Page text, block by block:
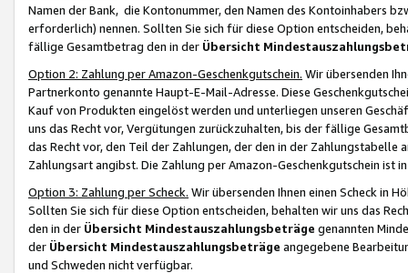
Namen der Bank, die Kontonummer, den Namen des Kontoinhabers
erforderlich) nennen. Sollten Sie sich für diese Option entscheiden,
fällige Gesamtbetrag den in der Übersicht
Option 2: Zahlung per Amazon-Geschenkgutschein. Wir übersenden
Partnerkonto genannte Haupt-E-Mail-Adresse. Diese
Kauf von Produkten eingelöst werden und unterliegen unseren
uns das Recht vor, Vergütungen zurückzuhalten, bis der fällige
das Recht vor, den Teil der Zahlungen, der den in der
Zahlungsart angibst. Die Zahlung per Amazon-Geschenkgutschein ist
Option 3: Zahlung per Scheck. Wir übersenden Ihnen einen Scheck in
Sollten Sie sich für diese Option entscheiden, behalten wir uns das
den in der Übersicht Mindestauszahlungsbeträge genannten
der Übersicht Mindestauszahlungsbeträge angegebene
und Schweden nicht verfügbar.